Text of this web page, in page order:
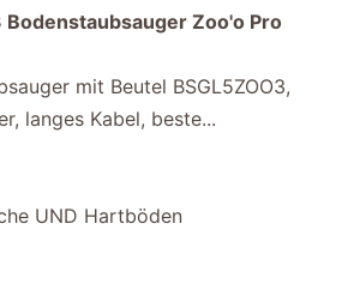
Bodenstaubsauger Zoo'o Pro
UND Hartböden